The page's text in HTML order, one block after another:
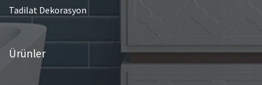
Tadilat Dekorasyon
Ürünler